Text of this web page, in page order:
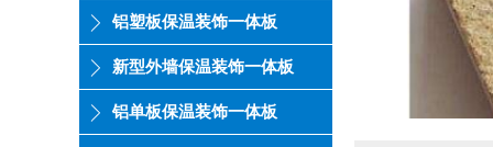
铝塑板保温装饰一体板
新型外墙保温装饰一体板
铝单板保温装饰一体板